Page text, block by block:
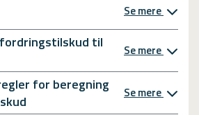
Se mere
til
Se mere
for beregning
Se mere